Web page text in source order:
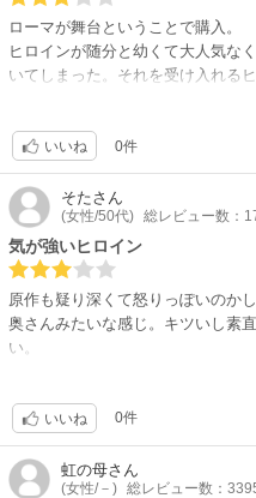
ローマが舞台ということで購入。
ヒロインが随分と幼くて大人気な
いてしまった。それを受け入れる
いいね 0件
そたさん
(女性/50代) 総レビュー数：
気が強いヒロイン
原作も疑り深くて怒りっぽいのか
奥さんみたいな感じ。キツいし素
い。
いいね 0件
虹の母さん
(女性/－) 総レビュー数：